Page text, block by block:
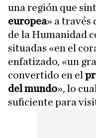
una región que
europea» a través
de la Humanidad
situadas «en el
enfatizado, «un
convertido en el
del mundo», lo
suficiente para